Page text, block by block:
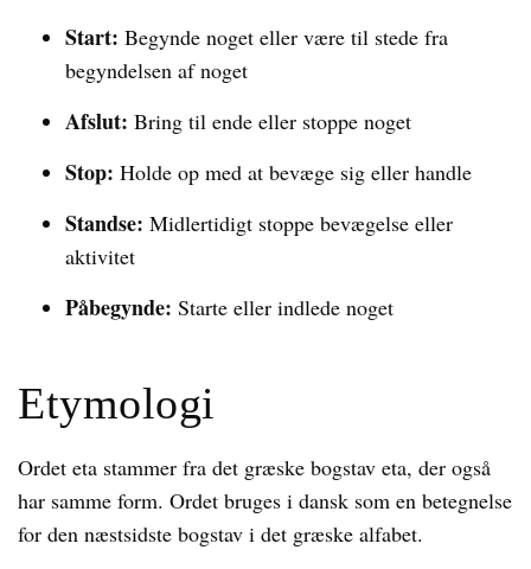
Start: Begynde noget eller være til stede fra
begyndelsen af noget
Afslut: Bring til ende eller stoppe noget
Stop: Holde op med at bevæge sig eller handle
Standse: Midlertidigt stoppe bevægelse eller
aktivitet
Påbegynde: Starte eller indlede noget
Etymologi
Ordet eta stammer fra det græske bogstav eta, der også
har samme form. Ordet bruges i dansk som en betegnelse
for den næstsidste bogstav i det græske alfabet.